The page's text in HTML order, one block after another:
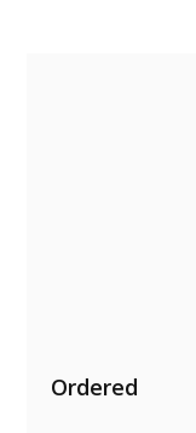
Ordered